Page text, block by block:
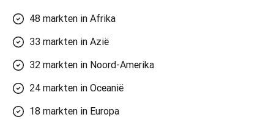
48 markten in Afrika
33 markten in Azië
32 markten in Noord-Amerika
24 markten in Oceanië
18 markten in Europa